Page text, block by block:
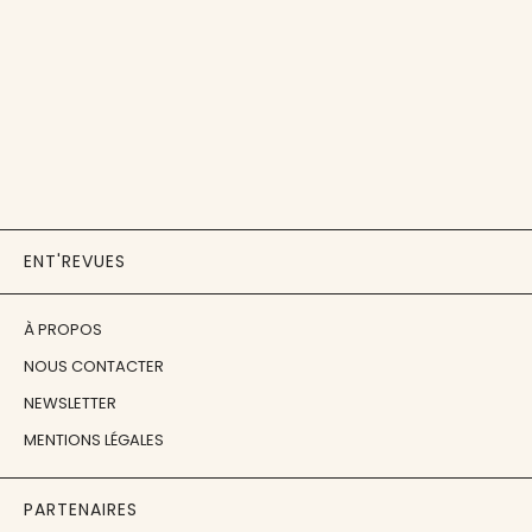
ENT'REVUES
À PROPOS
NOUS CONTACTER
NEWSLETTER
MENTIONS LÉGALES
PARTENAIRES